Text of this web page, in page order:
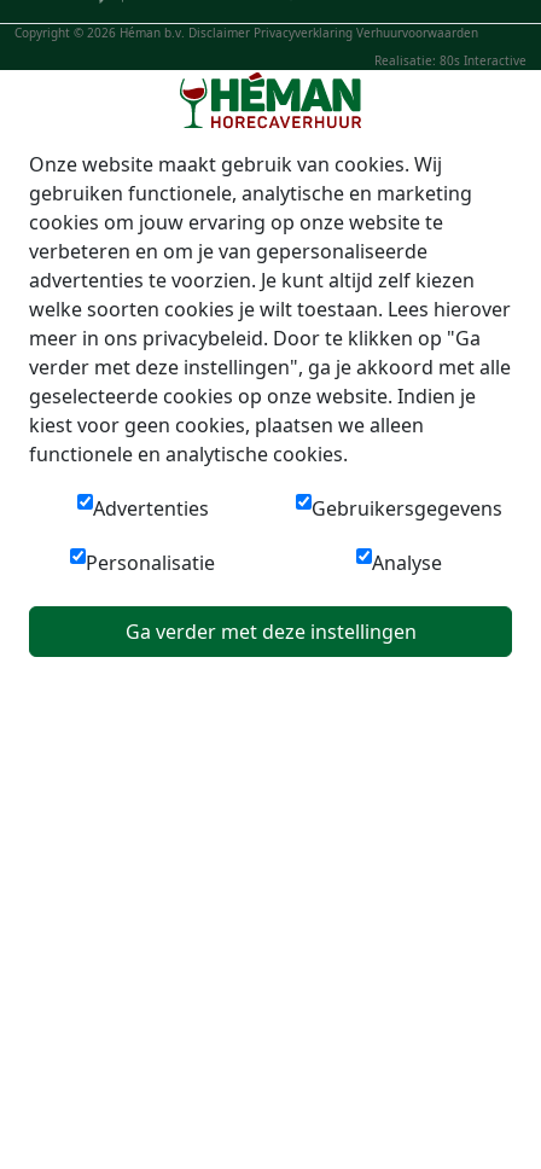
Copyright © 2026 Héman b.v. Disclaimer Privacyverklaring Verhuurvoorwaarden
Realisatie: 80s Interactive
Onze website maakt gebruik van cookies. Wij
gebruiken functionele, analytische en marketing
cookies om jouw ervaring op onze website te
verbeteren en om je van gepersonaliseerde
advertenties te voorzien. Je kunt altijd zelf kiezen
welke soorten cookies je wilt toestaan. Lees hierover
meer in ons privacybeleid. Door te klikken op "Ga
verder met deze instellingen", ga je akkoord met alle
geselecteerde cookies op onze website. Indien je
kiest voor geen cookies, plaatsen we alleen
functionele en analytische cookies.
Advertenties Gebruikersgegevens
Personalisatie Analyse
Ga verder met deze instellingen